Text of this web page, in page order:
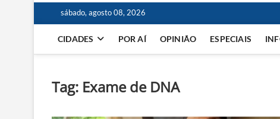
sábado, agosto 08, 2026
CIDADES POR AÍ OPINIÃO ESPECIAIS
Tag: Exame de DNA